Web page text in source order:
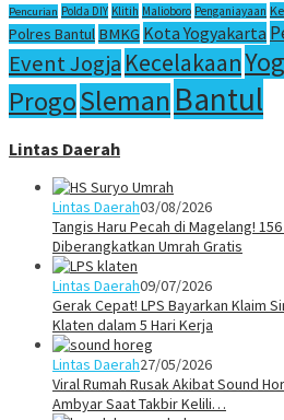
Pencurian Polda DIY Klitih Malioboro Penganiayaan
Polres Bantul BMKG Kota Yogyakarta
Event Jogja Kecelakaan
ProgoSleman Bantul
Lintas Daerah
Lintas Daerah03/08/2026
Tangis Haru Pecah di Magelang!
Diberangkatkan Umrah Gratis
Lintas Daerah09/07/2026
Gerak Cepat! LPS Bayarkan Klaim
Klaten dalam 5 Hari Kerja
Lintas Daerah27/05/2026
Viral Rumah Rusak Akibat Sound
Ambyar Saat Takbir Kelili…